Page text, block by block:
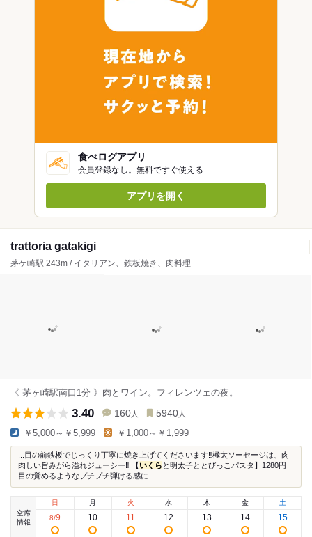
食べログアプリ
会員登録なし。無料ですぐ使える
アプリを開く
trattoria gatakigi
茅ケ崎駅 243m / イタリアン、鉄板焼き、肉料理
《 茅ヶ崎駅南口1分 》肉とワイン。フィレンツェの夜。
3.40 160 人 5940 人
￥5,000～￥5,999 ￥1,000～￥1,999
...目の前鉄板でじっくり丁寧に焼き上げてくださいます‼️極太ソーセージは、肉
肉しい旨みがら溢れジューシー‼️ 【 いくら と明太子ととびっこパスタ】1280円
目の覚めるようなプチプチ弾ける感に...
空席
情報
日
8/9
月
10
火
11
水
12
木
13
金
14
土
15